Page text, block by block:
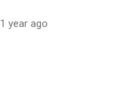
1 year ago